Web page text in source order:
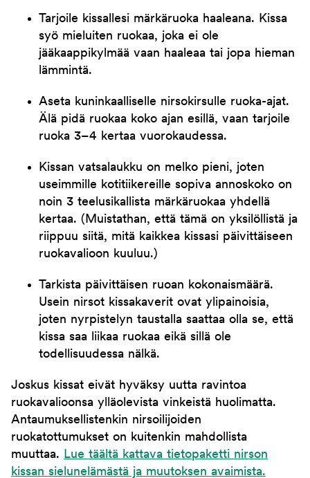
Tarjoile kissallesi märkäruoka haaleana. Kissa
syö mieluiten ruokaa, joka ei ole
jääkaappikylmää vaan haaleaa tai jopa hieman
lämmintä.
Aseta kuninkaalliselle nirsokirsulle ruoka-ajat.
Älä pidä ruokaa koko ajan esillä, vaan tarjoile
ruoka 3–4 kertaa vuorokaudessa.
Kissan vatsalaukku on melko pieni, joten
useimmille kotitiikereille sopiva annoskoko on
noin 3 teelusikallista märkäruokaa yhdellä
kertaa. (Muistathan, että tämä on yksilöllistä ja
riippuu siitä, mitä kaikkea kissasi päivittäiseen
ruokavalioon kuuluu.)
Tarkista päivittäisen ruoan kokonaismäärä.
Usein nirsot kissakaverit ovat ylipainoisia,
joten nyrpistelyn taustalla saattaa olla se, että
kissa saa liikaa ruokaa eikä sillä ole
todellisuudessa nälkä.
Joskus kissat eivät hyväksy uutta ravintoa
ruokavalioonsa ylläolevista vinkeistä huolimatta.
Antaumuksellistenkin nirsoilijoiden
ruokatottumukset on kuitenkin mahdollista
muuttaa. Lue täältä kattava tietopaketti nirson
kissan sielunelämästä ja muutoksen avaimista.